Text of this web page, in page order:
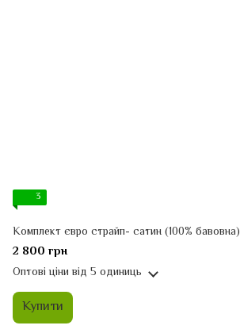
3
Комплект євро страйп- сатин (100% бавовна)
2 800 грн
Оптові ціни від 5 одиниць
Купити